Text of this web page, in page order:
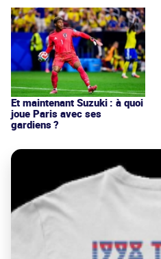
Et maintenant Suzuki : à quoi
joue Paris avec ses
gardiens ?